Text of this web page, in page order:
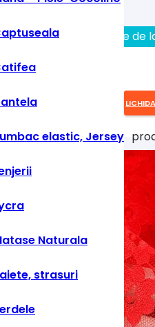
tot ce aveti nevoie de
elastic, Jersey
Naturala
strasuri